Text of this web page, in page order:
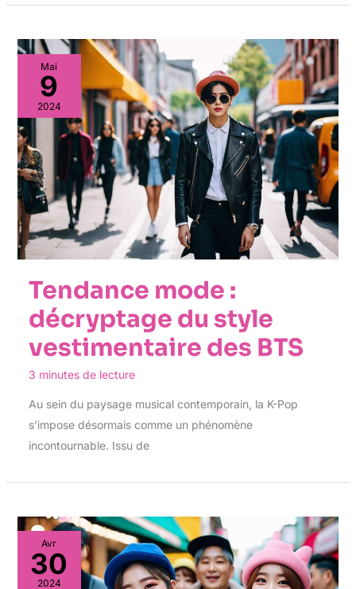
Mai
9
2024
Tendance mode :
décryptage du style
vestimentaire des BTS
3 minutes de lecture
Au sein du paysage musical contemporain, la K-Pop
s’impose désormais comme un phénomène
incontournable. Issu de
Avr
30
2024